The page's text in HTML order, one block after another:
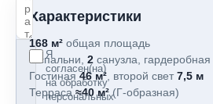
Я
согласен(на)
на обработку
персональных
Характеристики
168 м² общая площадь
3спальни, 2 санузла, гардеробная
Гостиная46 м², второй свет 7,5 м
Терраса≈40 м²(Г‑образная)